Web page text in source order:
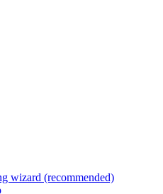
wizard (recommended)